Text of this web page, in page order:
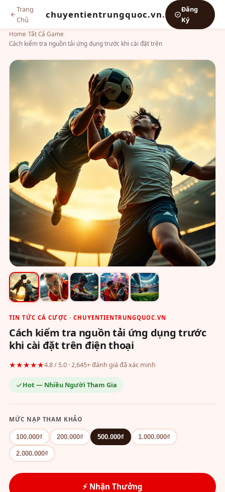
Trang
Chủ
chuyentientrungquoc.vn.
Đăng
Ký
Home›Tất Cả Game›
Cách kiểm tra nguồn tải ứng dụng trước khi cài đặt trên
TIN TỨC CÁ CƯỢC · CHUYENTIENTRUNGQUOC.VN
Cách kiểm tra nguồn tải ứng dụng trước
khi cài đặt trên điện thoại
★★★★★4.8 / 5.0 · 2,645+ đánh giá đã xác minh
Hot — Nhiều Người Tham Gia
MỨC NẠP THAM KHẢO
100.000₫ 200.000₫ 500.000₫ 1.000.000₫
2.000.000₫
⚡ Nhận Thưởng